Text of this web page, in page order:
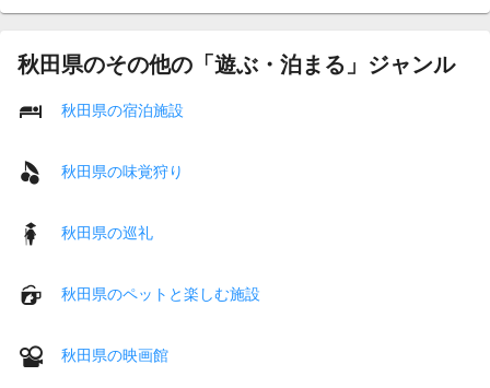
秋田県のその他の「遊ぶ・泊まる」ジャンル
秋田県の宿泊施設
秋田県の味覚狩り
秋田県の巡礼
秋田県のペットと楽しむ施設
秋田県の映画館